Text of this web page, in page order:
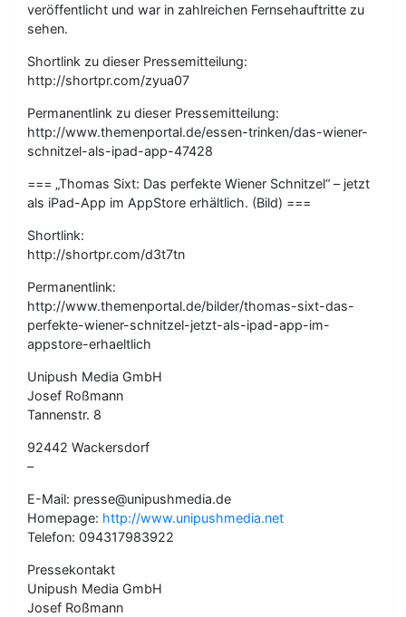
veröffentlicht und war in zahlreichen Fernsehauftritte zu
sehen.
Shortlink zu dieser Pressemitteilung:
http://shortpr.com/zyua07
Permanentlink zu dieser Pressemitteilung:
http://www.themenportal.de/essen-trinken/das-wiener-
schnitzel-als-ipad-app-47428
=== „Thomas Sixt: Das perfekte Wiener Schnitzel“ – jetzt
als iPad-App im AppStore erhältlich. (Bild) ===
Shortlink:
http://shortpr.com/d3t7tn
Permanentlink:
http://www.themenportal.de/bilder/thomas-sixt-das-
perfekte-wiener-schnitzel-jetzt-als-ipad-app-im-
appstore-erhaeltlich
Unipush Media GmbH
Josef Roßmann
Tannenstr. 8
92442 Wackersdorf
–
E-Mail: presse@unipushmedia.de
Homepage: http://www.unipushmedia.net
Telefon: 094317983922
Pressekontakt
Unipush Media GmbH
Josef Roßmann